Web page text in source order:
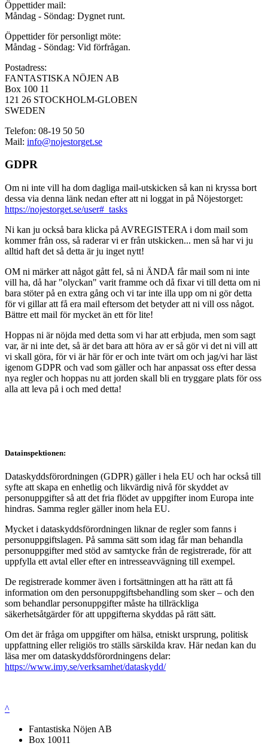
Öppettider mail:
Måndag - Söndag: Dygnet runt.
Öppettider för personligt möte:
Måndag - Söndag: Vid förfrågan.
Postadress:
FANTASTISKA NÖJEN AB
Box 100 11
121 26 STOCKHOLM-GLOBEN
SWEDEN
Telefon: 08-19 50 50
Mail: info@nojestorget.se
GDPR
Om ni inte vill ha dom dagliga mail-utskicken så kan ni kryssa bort
dessa via denna länk nedan efter att ni loggat in på Nöjestorget:
https://nojestorget.se/user#_tasks
Ni kan ju också bara klicka på AVREGISTERA i dom mail som
kommer från oss, så raderar vi er från utskicken... men så har vi ju
alltid haft det så detta är ju inget nytt!
OM ni märker att något gått fel, så ni ÄNDÅ får mail som ni inte
vill ha, då har "olyckan" varit framme och då fixar vi till detta om ni
bara stöter på en extra gång och vi tar inte illa upp om ni gör detta
för vi gillar att få era mail eftersom det betyder att ni vill oss något.
Bättre ett mail för mycket än ett för lite!
Hoppas ni är nöjda med detta som vi har att erbjuda, men som sagt
var, är ni inte det, så är det bara att höra av er så gör vi det ni vill att
vi skall göra, för vi är här för er och inte tvärt om och jag/vi har läst
igenom GDPR och vad som gäller och har anpassat oss efter dessa
nya regler och hoppas nu att jorden skall bli en tryggare plats för oss
alla att leva på i och med detta!
Datainspektionen:
Dataskyddsförordningen (GDPR) gäller i hela EU och har också till
syfte att skapa en enhetlig och likvärdig nivå för skyddet av
personuppgifter så att det fria flödet av uppgifter inom Europa inte
hindras. Samma regler gäller inom hela EU.
Mycket i dataskyddsförordningen liknar de regler som fanns i
personuppgiftslagen. På samma sätt som idag får man behandla
personuppgifter med stöd av samtycke från de registrerade, för att
uppfylla ett avtal eller efter en intresseavvägning till exempel.
De registrerade kommer även i fortsättningen att ha rätt att få
information om den personuppgiftsbehandling som sker – och den
som behandlar personuppgifter måste ha tillräckliga
säkerhetsåtgärder för att uppgifterna skyddas på rätt sätt.
Om det är fråga om uppgifter om hälsa, etniskt ursprung, politisk
uppfattning eller religiös tro ställs särskilda krav. Här nedan kan du
läsa mer om dataskyddsförordningens delar:
https://www.imy.se/verksamhet/dataskydd/
^
Fantastiska Nöjen AB
Box 10011